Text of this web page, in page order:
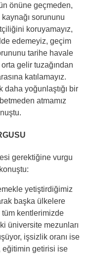
önüne geçmeden,
sorununu
koruyamayız,
edemeyiz, geçim
tarihe havale
gelir tuzağından
katılamayız.
yoğunlaştığı bir
atmamız
gerektiğine vurgu
yetiştirdiğimiz
başka ülkelere
tüm kentlerimizde
üniversite mezunları
işsizlik oranı ise
eğitimin getirisi ise